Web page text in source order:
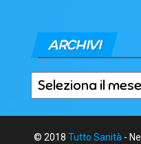
ARCHIVI
Archivi
© 2018 Tutto Sanità -